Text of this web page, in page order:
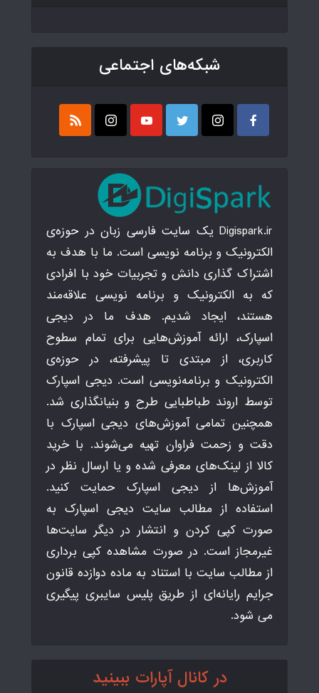
شبکه‌های اجتماعی
Digispark.ir یک سایت فارسی زبان در حوزه‌ی
الکترونیک و برنامه نویسی است. ما با هدف به
اشتراک گذاری دانش و تجربیات خود با افرادی
که به الکترونیک و برنامه نویسی علاقه‌مند
هستند، ایجاد شدیم. هدف ما در دیجی
اسپارک، ارائه آموزش‌هایی برای تمام سطوح
کاربری، از مبتدی تا پیشرفته، در حوزه‌ی
الکترونیک و برنامه‌نویسی است. دیجی اسپارک
توسط اروند طباطبایی طرح و بنیانگذاری شد.
همچنین تمامی آموزش‌های دیجی اسپارک با
دقت و زحمت فراوان تهیه می‌شوند. با خرید
کالا از لینک‌های معرفی شده و یا ارسال نظر در
آموزش‌ها از دیجی اسپارک حمایت کنید.
استفاده از مطالب سایت دیجی اسپارک به
صورت کپی کردن و انتشار در دیگر سایت‌ها
غیرمجاز است. در صورت مشاهده کپی برداری
از مطالب سایت با استناد به ماده دوازده قانون
جرایم رایانه‌ای از طریق پلیس سایبری پیگیری
می شود.
در کانال آپارات ببینید